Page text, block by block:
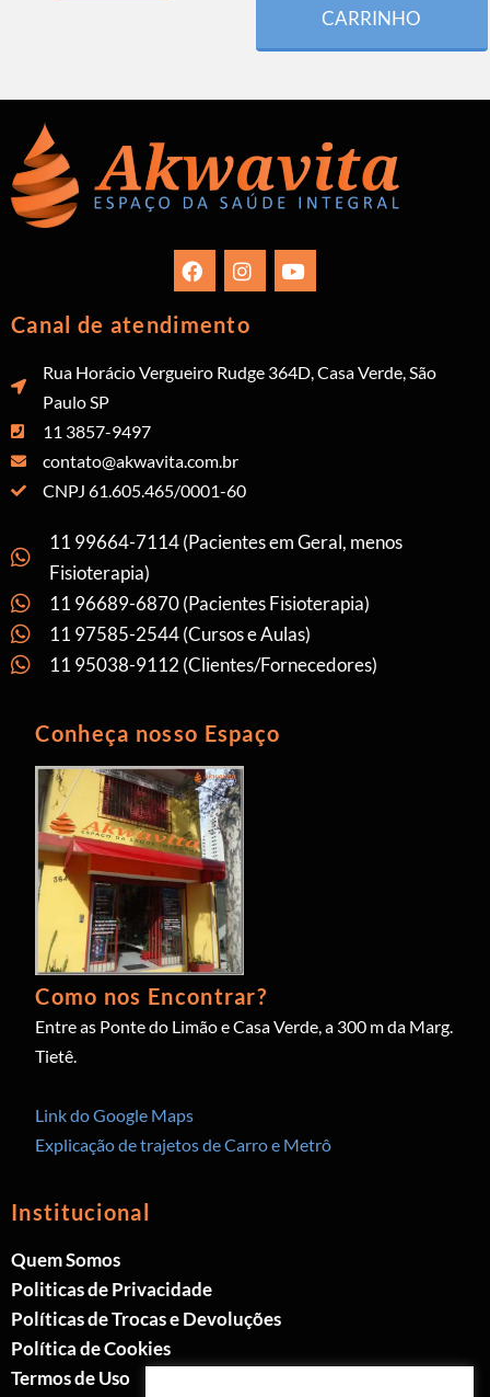
CARRINHO
Canal de atendimento
Rua Horácio Vergueiro Rudge 364D, Casa Verde, São
Paulo SP
11 3857-9497
contato@akwavita.com.br
CNPJ 61.605.465/0001-60
11 99664-7114 (Pacientes em Geral, menos
Fisioterapia)
11 96689-6870 (Pacientes Fisioterapia)
11 97585-2544 (Cursos e Aulas)
11 95038-9112 (Clientes/Fornecedores)
Conheça nosso Espaço
Como nos Encontrar?
Entre as Ponte do Limão e Casa Verde, a 300 m da Marg.
Tietê.
Link do Google Maps
Explicação de trajetos de Carro e Metrô
Institucional
Quem Somos
Politicas de Privacidade
Políticas de Trocas e Devoluções
Política de Cookies
Termos de Uso